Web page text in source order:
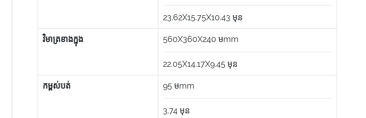
23.62X15.75X10.43 មុន
វិមាត្រខាងក្នុង 560X360X240 មmm
22.05X14.17X9.45 មុន
កម្ពស់បត់ 95 មmm
3.74 មុន